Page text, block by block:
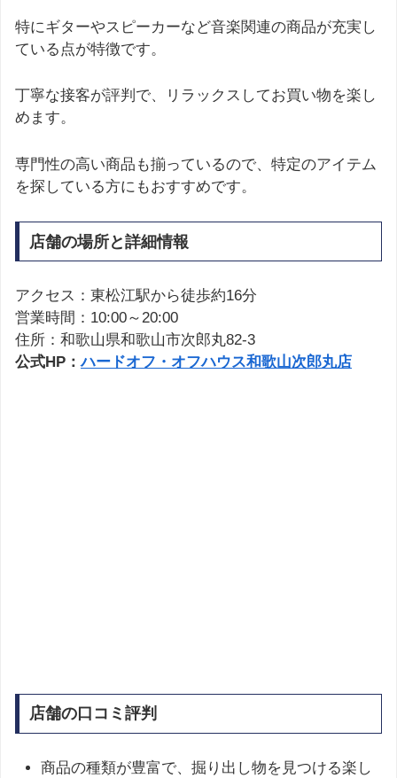
特にギターやスピーカーなど音楽関連の商品が充実し
ている点が特徴です。
丁寧な接客が評判で、リラックスしてお買い物を楽し
めます。
専門性の高い商品も揃っているので、特定のアイテム
を探している方にもおすすめです。
店舗の場所と詳細情報
アクセス：東松江駅から徒歩約16分
営業時間：10:00～20:00
住所：和歌山県和歌山市次郎丸82-3
公式HP：ハードオフ・オフハウス和歌山次郎丸店
店舗の口コミ評判
商品の種類が豊富で、掘り出し物を見つける楽し